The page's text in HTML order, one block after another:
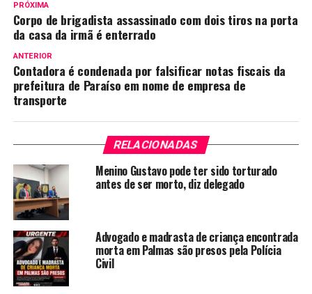
PRÓXIMA
Corpo de brigadista assassinado com dois tiros na porta
da casa da irmã é enterrado
ANTERIOR
Contadora é condenada por falsificar notas fiscais da
prefeitura de Paraíso em nome de empresa de
transporte
RELACIONADAS
Menino Gustavo pode ter sido torturado
antes de ser morto, diz delegado
Advogado e madrasta de criança encontrada
morta em Palmas são presos pela Polícia
Civil